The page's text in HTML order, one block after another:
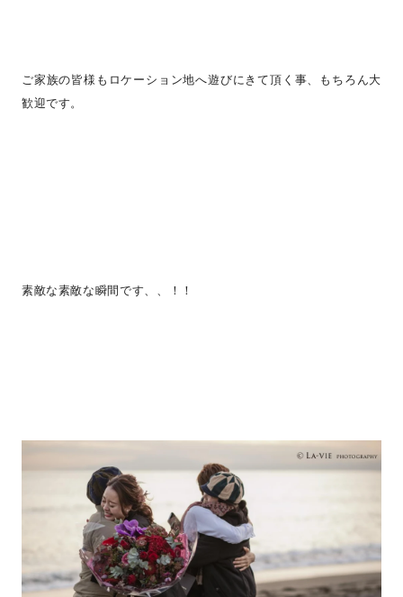
ご家族の皆様もロケーション地へ遊びにきて頂く事、もちろん大
歓迎です。
素敵な素敵な瞬間です、、！！